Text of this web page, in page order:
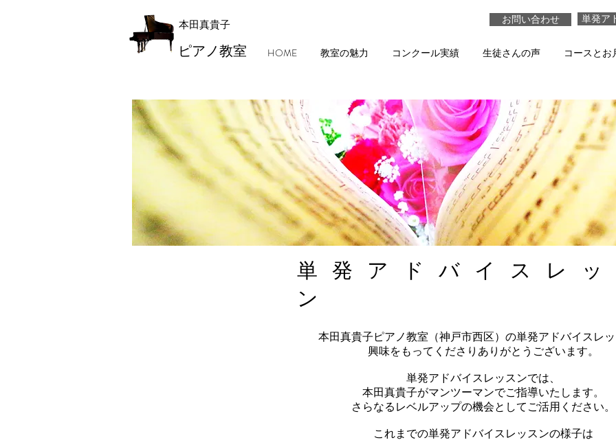
本田真貴子 お問い合わせ 単発ア
HOME 教室の魅力 コンクール実績 生徒さんの声 コースとお
ピアノ教室
単発アドバイスレッ
ン
本田真貴子ピアノ教室（神戸市西区）の単発アドバイスレ
興味をもってくださりありがとうございます。
単発アドバイスレッスンでは、
本田真貴子がマンツーマンでご指導いたします。
​さらなるレベルアップの機会としてご活用ください。
これまでの単発アドバイスレッスンの様子は